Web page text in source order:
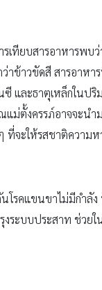
ทียบสารอาหารพบ
ว่าข้าวขัดสี สารอา
และธาตุเหล็กในป
ม่ตั้งครรภ์อาจจะน
จะให้รสชาติความห
รคแขนขาไม่มีกำลัง
ะบบประสาท ช่วยใ